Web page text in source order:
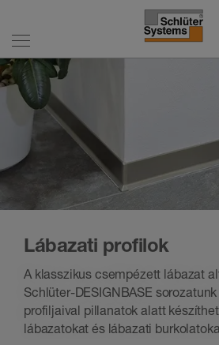
Lábazati profilok
A klasszikus csempézett lábazat
Schlüter-DESIGNBASE
profiljaival pillanatok alatt
lábazatokat és lábazati